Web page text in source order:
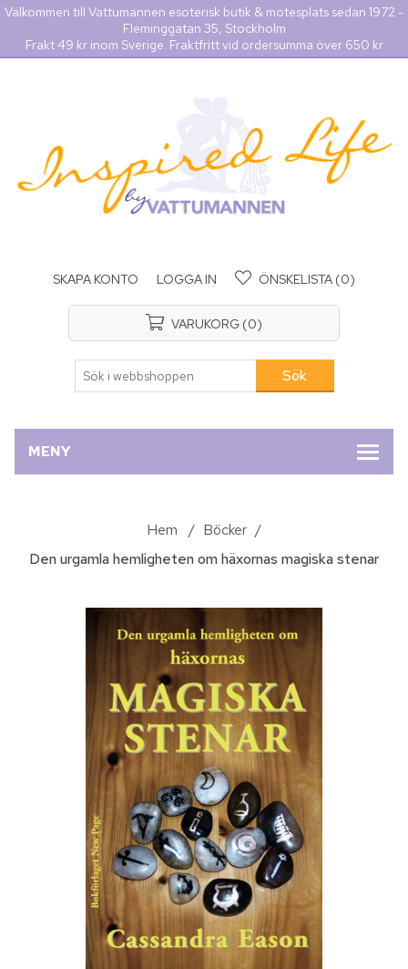
Välkommen till Vattumannen esoterisk butik & mötesplats sedan 1972 -
Fleminggatan 35, Stockholm
Frakt 49 kr inom Sverige. Fraktfritt vid ordersumma över 650 kr
SKAPA KONTO LOGGA IN ÖNSKELISTA (0)
VARUKORG (0)
MENY
Hem / Böcker /
Den urgamla hemligheten om häxornas magiska stenar